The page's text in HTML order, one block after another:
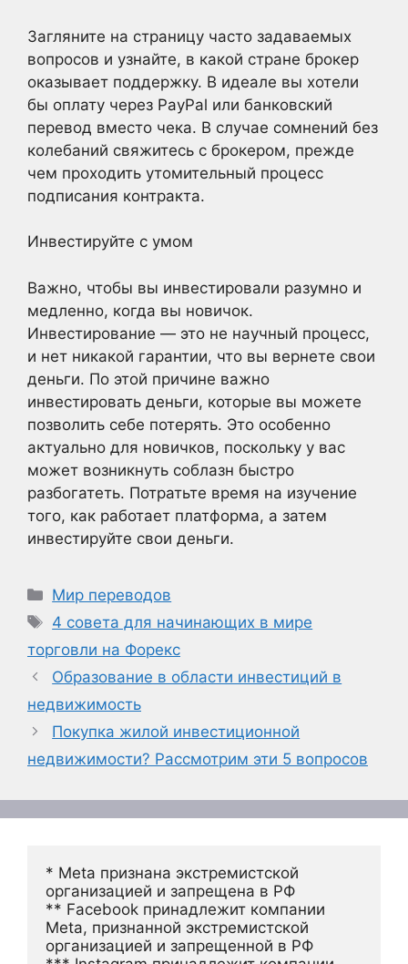
Загляните на страницу часто задаваемых
вопросов и узнайте, в какой стране брокер
оказывает поддержку. В идеале вы хотели
бы оплату через PayPal или банковский
перевод вместо чека. В случае сомнений без
колебаний свяжитесь с брокером, прежде
чем проходить утомительный процесс
подписания контракта.
Инвестируйте с умом
Важно, чтобы вы инвестировали разумно и
медленно, когда вы новичок.
Инвестирование — это не научный процесс,
и нет никакой гарантии, что вы вернете свои
деньги. По этой причине важно
инвестировать деньги, которые вы можете
позволить себе потерять. Это особенно
актуально для новичков, поскольку у вас
может возникнуть соблазн быстро
разбогатеть. Потратьте время на изучение
того, как работает платформа, а затем
инвестируйте свои деньги.
Рубрики
Мир переводов
Метки
4 совета для начинающих в мире
торговли на Форекс
Образование в области инвестиций в
недвижимость
Покупка жилой инвестиционной
недвижимости? Рассмотрим эти 5 вопросов
* Meta признана экстремистской
организацией и запрещена в РФ
** Facebook принадлежит компании
Meta, признанной экстремистской
организацией и запрещенной в РФ